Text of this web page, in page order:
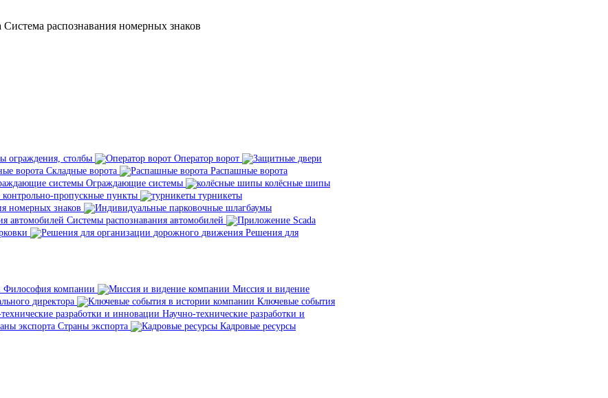
Система распознавания номерных знаков
ограждения, столбы
Оператор ворот
Складные ворота
Распашные ворота
Ограждающие системы
колёсные шипы
пропускные пункты
турникеты
номерных знаков
Системы распознавания автомобилей
Решения для
Философия компании
Миссия и видение
директора
Ключевые события
Научно-технические разработки и
Страны экспорта Кадровые ресурсы